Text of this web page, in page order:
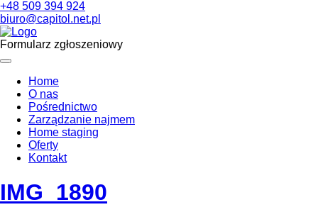
+48 509 394 924
biuro@capitol.net.pl
Formularz zgłoszeniowy
Home
O nas
Pośrednictwo
Zarządzanie najmem
Home staging
Oferty
Kontakt
IMG_1890